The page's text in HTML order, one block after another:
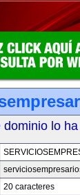
lo
20 caracteres